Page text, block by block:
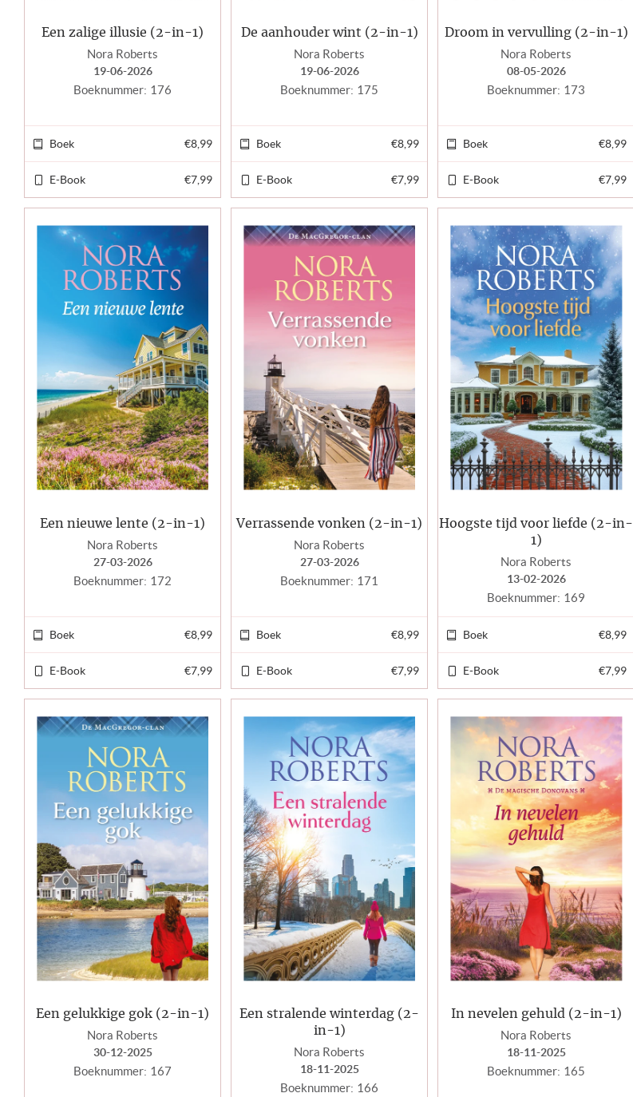
Een zalige illusie (2-in-1)
Nora Roberts
19-06-2026
Boeknummer: 176
Boek €8,99
E-Book €7,99
De aanhouder wint (2-in-1)
Nora Roberts
19-06-2026
Boeknummer: 175
Boek €8,99
E-Book €7,99
Droom in vervulling (2-in-1)
Nora Roberts
08-05-2026
Boeknummer: 173
Boek €8,99
E-Book €7,99
Een nieuwe lente (2-in-1)
Nora Roberts
27-03-2026
Boeknummer: 172
Boek €8,99
E-Book €7,99
Verrassende vonken (2-in-1)
Nora Roberts
27-03-2026
Boeknummer: 171
Boek €8,99
E-Book €7,99
Hoogste tijd voor liefde (2-in-
1)
Nora Roberts
13-02-2026
Boeknummer: 169
Boek €8,99
E-Book €7,99
Een gelukkige gok (2-in-1)
Nora Roberts
30-12-2025
Boeknummer: 167
Een stralende winterdag (2-
in-1)
Nora Roberts
18-11-2025
Boeknummer: 166
In nevelen gehuld (2-in-1)
Nora Roberts
18-11-2025
Boeknummer: 165